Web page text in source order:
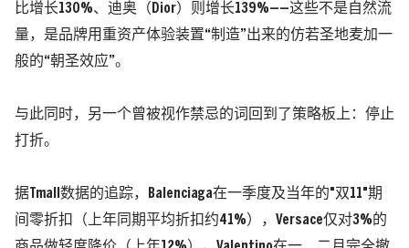
比增长130%、迪奥 （Dior） 则增长139%——这些不是自然流
量，是品牌用重资产体验装置“制造”出来的仿若圣地麦加一
般的“朝圣效应”。
与此同时，另一个曾被视作禁忌的词回到了策略板上：停止
打折。
据Tmall数据的追踪，
Balenciaga在一季度及当年的"双11"期
间零折扣
（上年同期平均折扣约41%）
，Versace仅对3%的